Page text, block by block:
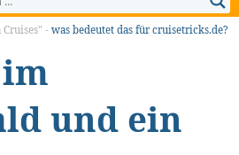
- was bedeutet das für cruisetricks.de?
und ein